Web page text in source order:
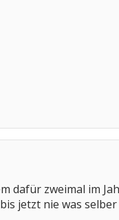
dafür zweimal im
jetzt nie was